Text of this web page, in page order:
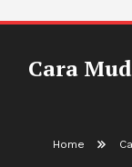
Cara
Home